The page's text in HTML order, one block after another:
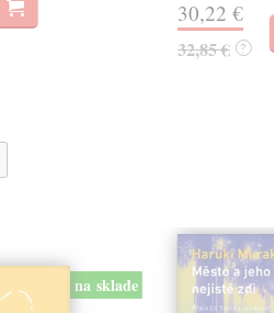
30,22 €
32,85 € ?
na sklade